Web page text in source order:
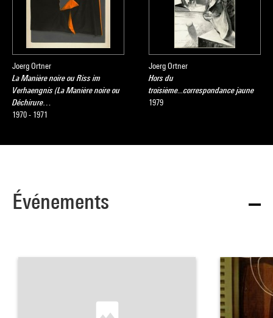
Joerg Ortner
La Manière noire ou Riss im
Verhaengnis (La Manière noire ou
Déchirure…
1970 - 1971
Joerg Ortner
Hors du
troisième...correspondance jaune
1979
Événements